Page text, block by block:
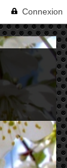
Connexion